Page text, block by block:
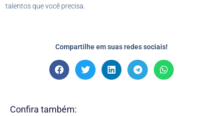
talentos que você precisa.
Compartilhe em suas redes sociais!
Confira também: